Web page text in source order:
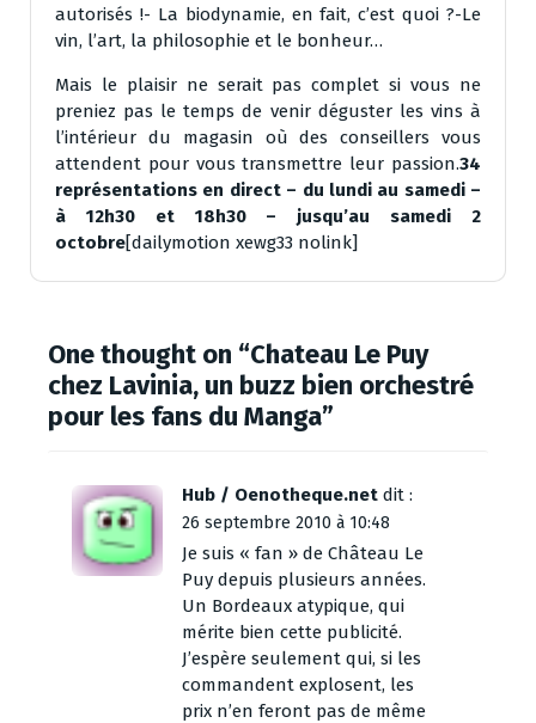
autorisés !- La biodynamie, en fait, c’est quoi ?-Le
vin, l’art, la philosophie et le bonheur…
Mais le plaisir ne serait pas complet si vous ne
preniez pas le temps de venir déguster les vins à
l’intérieur du magasin où des conseillers vous
attendent pour vous transmettre leur passion.34
représentations en direct – du lundi au samedi –
à 12h30 et 18h30 – jusqu’au samedi 2
octobre[dailymotion xewg33 nolink]
One thought on “Chateau Le Puy
chez Lavinia, un buzz bien orchestré
pour les fans du Manga”
Hub / Oenotheque.net dit :
26 septembre 2010 à 10:48
Je suis « fan » de Château Le
Puy depuis plusieurs années.
Un Bordeaux atypique, qui
mérite bien cette publicité.
J’espère seulement qui, si les
commandent explosent, les
prix n’en feront pas de même